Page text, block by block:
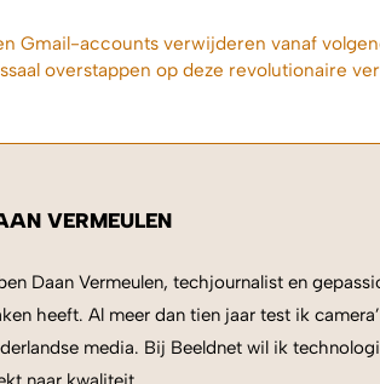
Gmail-accounts verwijderen vanaf
overstappen op deze revolutionaire
VERMEULEN
Daan Vermeulen, techjournalist en
heeft. Al meer dan tien jaar test ik
media. Bij Beeldnet wil ik